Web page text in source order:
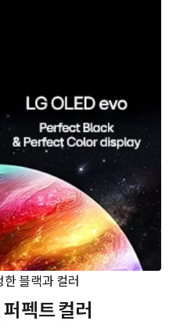
블랙과 컬러
펙트 컬러